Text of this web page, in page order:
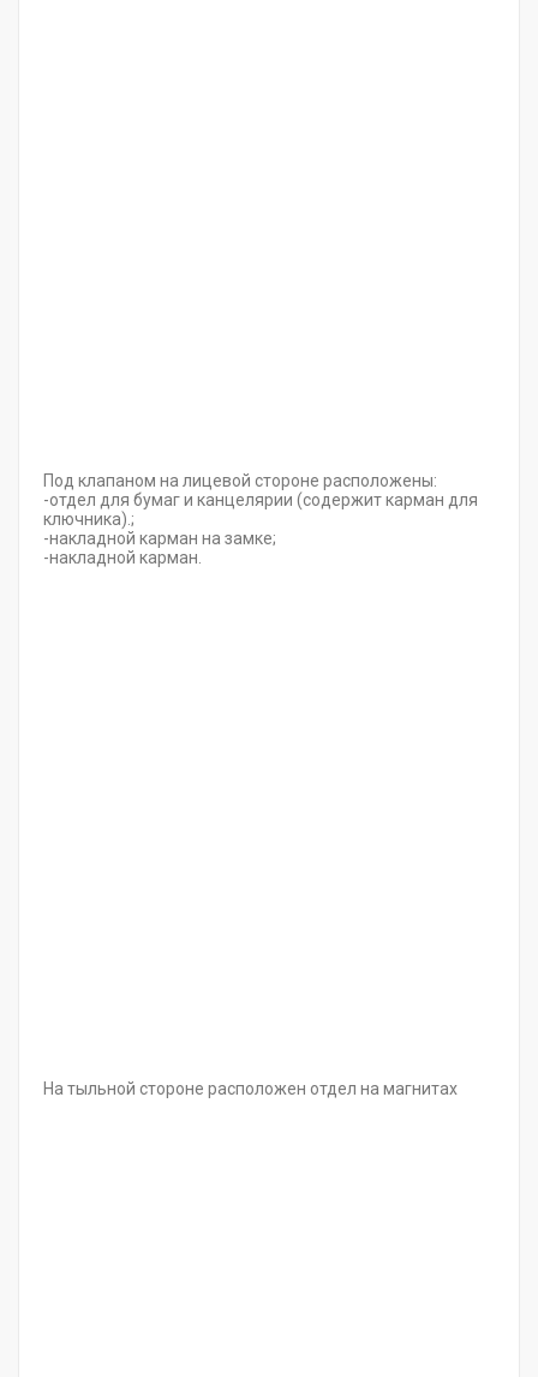
Под клапаном на лицевой стороне расположены:
-отдел для бумаг и канцелярии (содержит карман для
ключника).;
-накладной карман на замке;
-накладной карман.
На тыльной стороне расположен отдел на магнитах